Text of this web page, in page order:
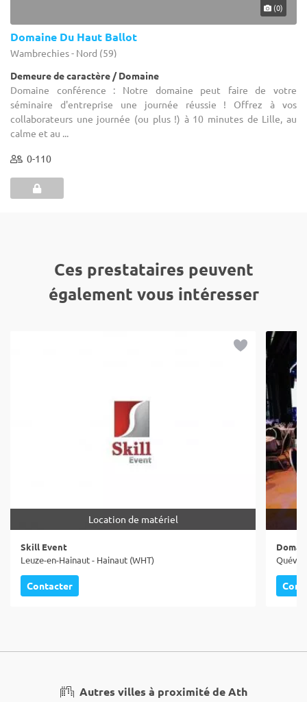
(0)
Domaine Du Haut Ballot
Wambrechies - Nord (59)
Demeure de caractère / Domaine
Domaine conférence : Notre domaine peut faire de votre
séminaire d'entreprise une journée réussie ! Offrez à vos
collaborateurs une journée (ou plus !) à 10 minutes de Lille, au
calme et au ...
0-110
Ces prestataires peuvent
également vous intéresser
Location de matériel
Skill Event
Leuze-en-Hainaut - Hainaut (WHT)
Contacter
Quévy
Autres villes à proximité de Ath